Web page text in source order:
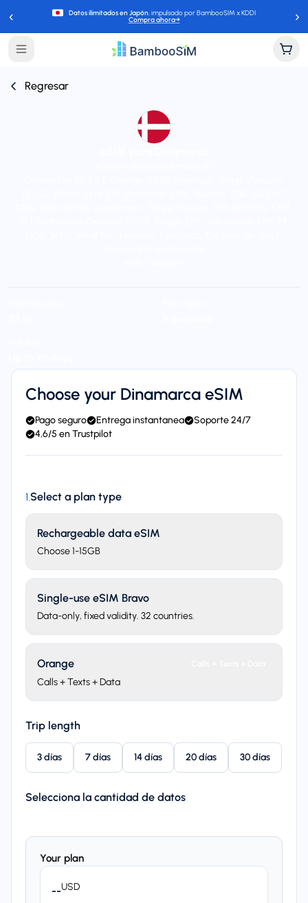
‹ Datos ilimitados en Japón, impulsado por BambooSIM x KDDI
Compra ahora→ ›
Regresar
Choose your Dinamarca eSIM
Pago seguro Entrega instantanea
Soporte 24/7
4,6/5 en Trustpilot
1.Select a plan type
Rechargeable data eSIM
Choose 1-15GB
Single-use eSIM Bravo
Data-only, fixed validity. 32 countries.
Orange
Calls + Texts + Data
Trip length
3 días 7 días 14 días 20 días 30 días
Selecciona la cantidad de datos
Your plan
--USD